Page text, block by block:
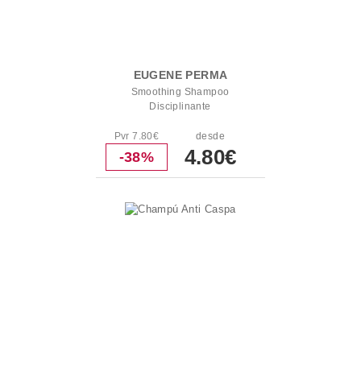
EUGENE PERMA
Smoothing Shampoo
Disciplinante
Pvr 7.80€
-38%
desde
4.80€